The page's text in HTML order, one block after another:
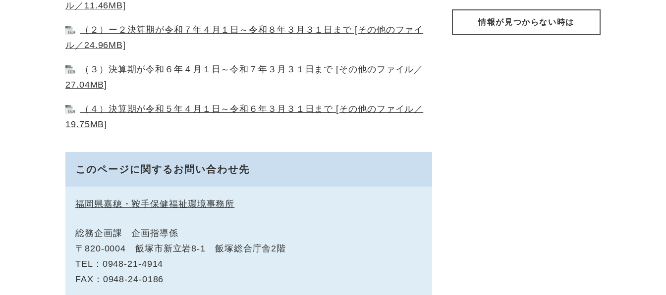
ル／11.46MB]
（２）ー２決算期が令和７年４月１日～令和８年３月３１日まで [その他のファイ
ル／24.96MB]
（３）決算期が令和６年４月１日～令和７年３月３１日まで [その他のファイル／
27.04MB]
（４）決算期が令和５年４月１日～令和６年３月３１日まで [その他のファイル／
19.75MB]
このページに関するお問い合わせ先
福岡県嘉穂・鞍手保健福祉環境事務所
総務企画課 企画指導係
〒820-0004 飯塚市新立岩8-1 飯塚総合庁舎2階
TEL：0948-21-4914
FAX：0948-24-0186
情報が見つからない時は